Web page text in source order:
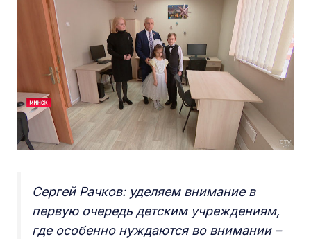
Сергей Рачков: уделяем внимание в
первую очередь детским учреждениям,
где особенно нуждаются во внимании –